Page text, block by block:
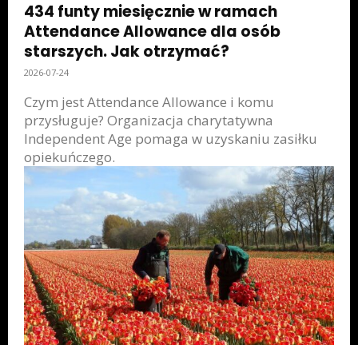
434 funty miesięcznie w ramach
Attendance Allowance dla osób
starszych. Jak otrzymać?
2026-07-24
Czym jest Attendance Allowance i komu
przysługuje? Organizacja charytatywna
Independent Age pomaga w uzyskaniu zasiłku
opiekuńczego.